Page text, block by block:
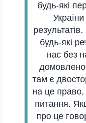
будь-які
будь-які
нас без
там є
на це право,
питання.
про це